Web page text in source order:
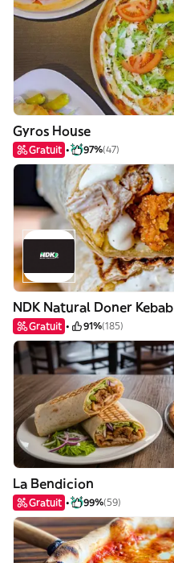
Gyros House
Gratuit 97%(47)
NDK Natural Doner Kebab
Gratuit 91%(185)
La Bendicion
Gratuit 99%(59)